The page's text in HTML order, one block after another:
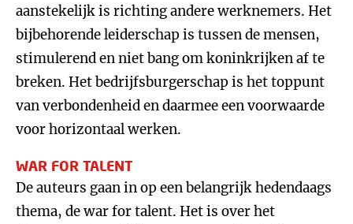
aanstekelijk is richting andere werknemers. Het
bijbehorende leiderschap is tussen de mensen,
stimulerend en niet bang om koninkrijken af te
breken. Het bedrijfsburgerschap is het toppunt
van verbondenheid en daarmee een voorwaarde
voor horizontaal werken.
WAR FOR TALENT
De auteurs gaan in op een belangrijk hedendaags
thema, de war for talent. Het is over het